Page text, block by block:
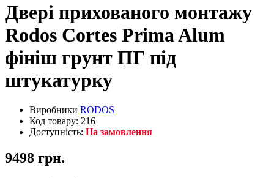
Двері прихованого монтажу
Rodos Cortes Prima Alum
фініш грунт ПГ під
штукатурку
Виробники RODOS
Код товару: 216
Доступність: На замовлення
9498 грн.